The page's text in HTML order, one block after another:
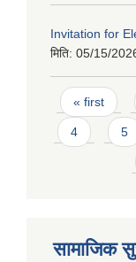
Invitation for
मिति: 05/15/
Pages
« first
4 5
सामाजिक